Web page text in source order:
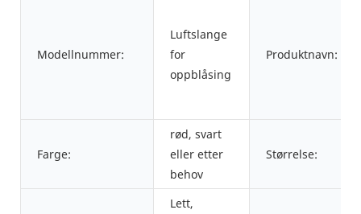
Modellnummer:
Luftslange
for
oppblåsing
Produktnavn:
Farge:
rød, svart
eller etter
behov
Størrelse:
Lett,